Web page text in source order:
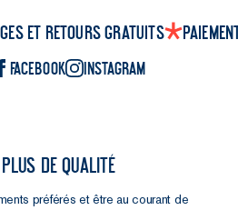
et retours gratuits
Facebook Instagram
DE QUALITÉ
préférés et être au courant de